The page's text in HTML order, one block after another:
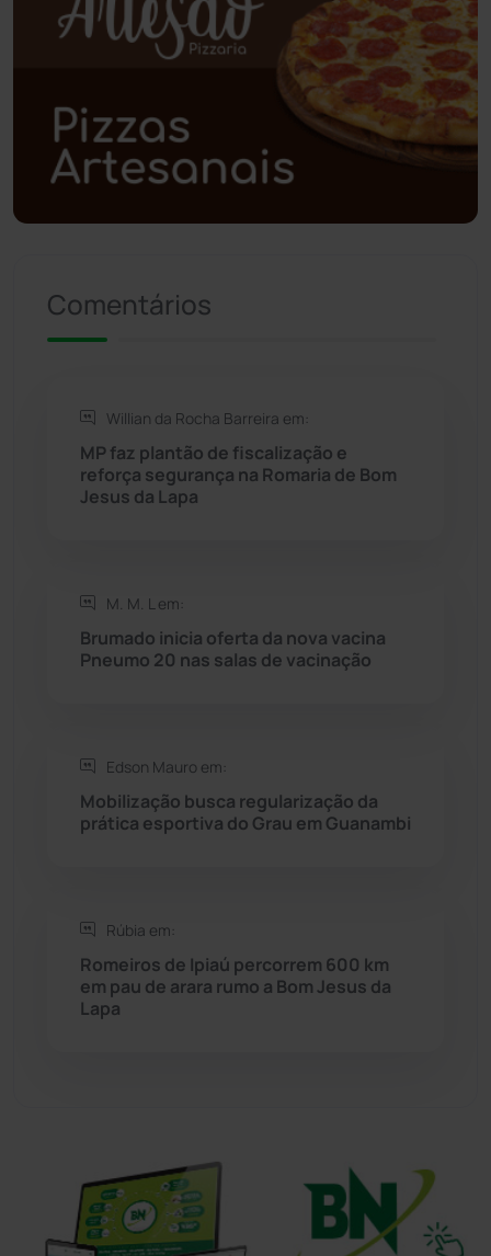
Polícia Civil (59)
Polícia Militar (27)
Política
Riacho de Santana
Rio do Antônio
Rio do Pires
Seabra
Sebastião Laranjeiras
Tecnologia
Comentários
Willian da Rocha Barreira em:
MP faz plantão de fiscalização e
reforça segurança na Romaria de Bom
Jesus da Lapa
M. M. L em:
Brumado inicia oferta da nova vacina
Pneumo 20 nas salas de vacinação
Edson Mauro em:
Mobilização busca regularização da
prática esportiva do Grau em Guanambi
Rúbia em:
Romeiros de Ipiaú percorrem 600 km
em pau de arara rumo a Bom Jesus da
Lapa